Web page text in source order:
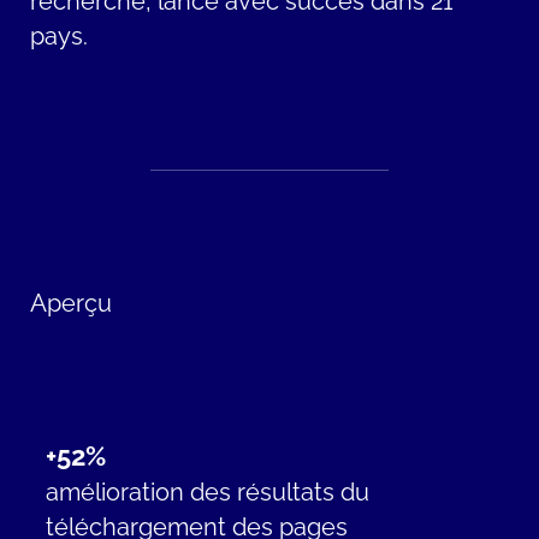
pays.
Aperçu
+52%
amélioration des résultats du
téléchargement des pages